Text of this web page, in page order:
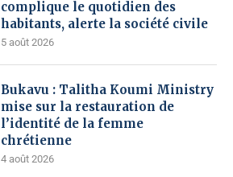
complique le quotidien des
habitants, alerte la société civile
5 août 2026
Bukavu : Talitha Koumi Ministry
mise sur la restauration de
l’identité de la femme
chrétienne
4 août 2026